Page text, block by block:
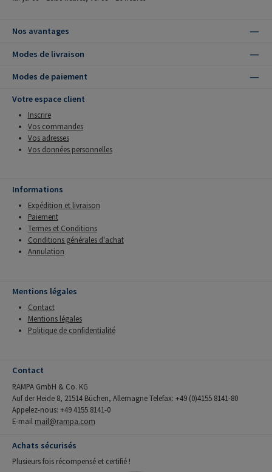
Nos avantages
Modes de livraison
Modes de paiement
Votre espace client
Inscrire
Vos commandes
Vos adresses
Vos données personnelles
Informations
Expédition et livraison
Paiement
Termes et Conditions
Conditions générales d'achat
Annulation
Mentions légales
Contact
Mentions légales
Politique de confidentialité
Contact
RAMPA GmbH & Co. KG
Auf der Heide 8, 21514 Büchen, Allemagne Telefax: +49 (0)4155 8141-80
Appelez-nous: +49 4155 8141-0
E-mail mail@rampa.com
Achats sécurisés
Plusieurs fois récompensé et certifié !